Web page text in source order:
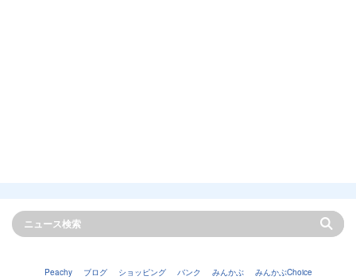
Peachy ブログ ショッピング バンク みんかぶ みんかぶChoice